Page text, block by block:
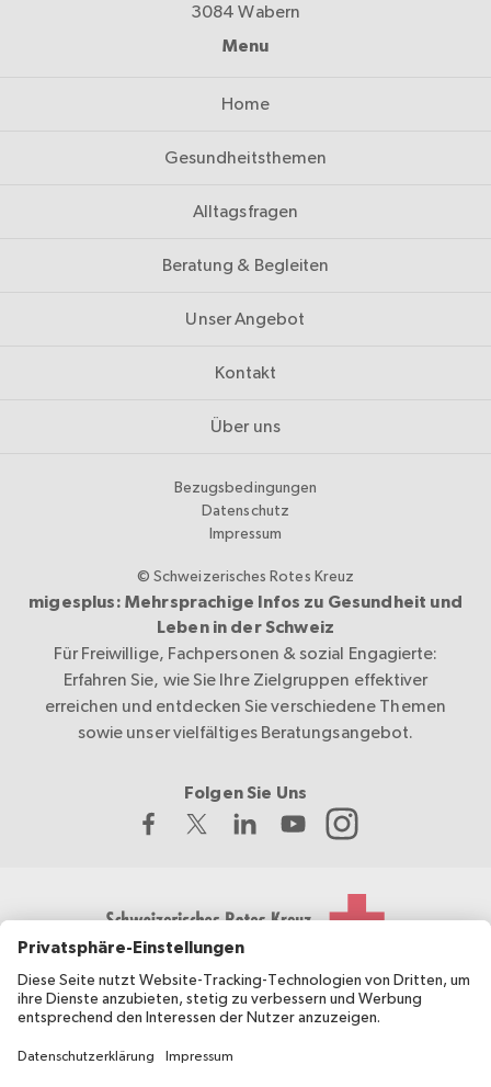
3084 Wabern
Menu
Home
Gesundheitsthemen
Alltagsfragen
Beratung & Begleiten
Unser Angebot
Kontakt
Über uns
Bezugsbedingungen
Datenschutz
Impressum
© Schweizerisches Rotes Kreuz
migesplus: Mehrsprachige Infos zu Gesundheit und
Leben in der Schweiz
Für Freiwillige, Fachpersonen & sozial Engagierte:
Erfahren Sie, wie Sie Ihre Zielgruppen effektiver
erreichen und entdecken Sie verschiedene Themen
sowie unser vielfältiges Beratungsangebot.
Folgen Sie Uns
Das Schweizerische Rote Kreuz entwickelt und koordiniert
migesplus und wird vom Bundesamt für Gesundheit BAG